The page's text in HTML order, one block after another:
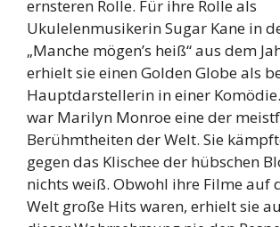
ernsteren Rolle. Für ihre Rolle als
Ukulelenmusikerin Sugar Kane in
„Manche mögen’s heiß“ aus dem
erhielt sie einen Golden Globe als
Hauptdarstellerin in einer
war Marilyn Monroe eine der
Berühmtheiten der Welt. Sie
gegen das Klischee der hübschen
nichts weiß. Obwohl ihre Filme auf
Welt große Hits waren, erhielt sie